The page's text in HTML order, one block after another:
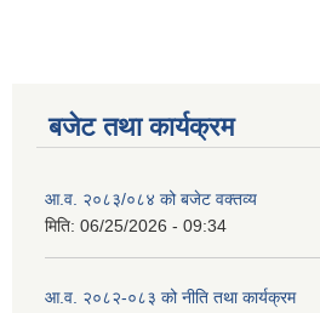
बजेट तथा कार्यक्रम
आ.व. २०८३/०८४ को बजेट वक्तव्य
मिति: 06/25/2026 - 09:34
आ.व. २०८२-०८३ को नीति तथा कार्यक्रम